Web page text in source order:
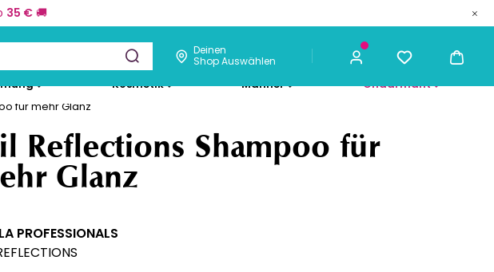
35 € 🚚
Deinen
Shop Auswählen
Kosmetik Männer Chaarmant
für mehr Glanz
Reflections Shampoo für
Glanz
PROFESSIONALS